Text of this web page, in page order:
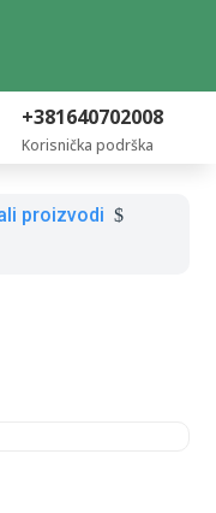
+381640702008
Korisnička podrška
proizvodi $